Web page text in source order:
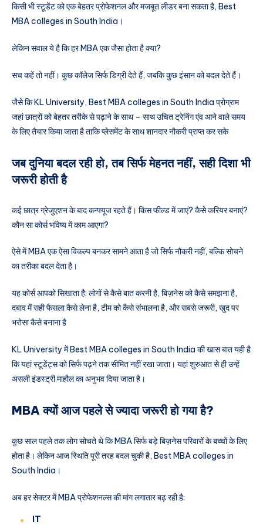
किसी भी स्टूडेंट को एक बेहतर प्रोफेशनल और मजबूत लीडर बना सकता है, Best
MBA colleges in South India।
लेकिन सवाल ये है कि हर MBA एक जैसा होता है क्या?
सच कहें तो नहीं। कुछ कॉलेज सिर्फ डिग्री देते हैं, जबकि कुछ इंसान को बदल देते हैं।
जैसे कि KL University, Best MBA colleges in South India प्रोग्राम
जहां छात्रों को बेहतर तरीके से पढ़ाने के साथ – साथ उचित ट्रेनिंग एंव आने वाले समय
के लिए तैयार किया जाता है ताकि प्लेसमेंट के साथ शानदार नौकरी प्राप्त कर सके
जब दुनिया बदल रही हो, तब सिर्फ मेहनत नहीं, सही दिशा भी
जरूरी होती है
कई छात्र ग्रेजुएशन के बाद कन्फ्यूज रहते हैं। किस फील्ड में जाएं? कैसे करियर बनाएं?
कौन सा कोर्स भविष्य में काम आएगा?
ऐसे में MBA एक ऐसा विकल्प बनकर सामने आता है जो सिर्फ नौकरी नहीं, बल्कि सोचने
का तरीका बदल देता है।
यह कोर्स आपको सिखाता है: लोगों से कैसे बात करनी है, बिज़नेस को कैसे समझना है,
दबाव में सही फैसला कैसे लेना है, टीम को कैसे संभालना है, और सबसे जरूरी, खुद पर
भरोसा कैसे बनाना है
KL University में Best MBA colleges in South India की खास बात यही है
कि यहां स्टूडेंट्स को सिर्फ पढ़ने तक सीमित नहीं रखा जाता। यहां शुरुआत से ही उन्हें
असली इंडस्ट्री माहौल का अनुभव दिया जाता है।
MBA क्यों आज पहले से ज्यादा जरूरी हो गया है?
कुछ साल पहले तक लोग सोचते थे कि MBA सिर्फ बड़े बिज़नेस परिवारों के बच्चों के लिए
होता है। लेकिन आज स्थिति पूरी तरह बदल चुकी है, Best MBA colleges in
South India।
अब हर सेक्टर में MBA प्रोफेशनल्स की मांग लगातार बढ़ रही है:
IT